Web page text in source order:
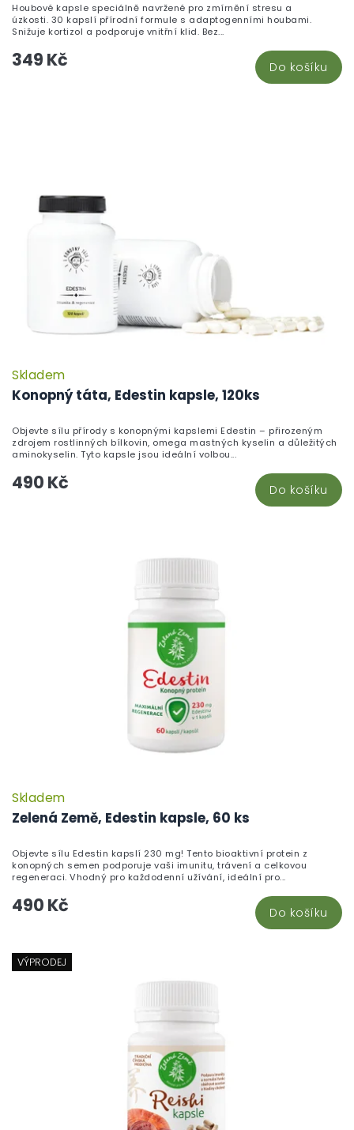
349 Kč Do košíku
Houbové kapsle speciálně navržené pro zmírnění stresu a
úzkosti. 30 kapslí přírodní formule s adaptogenními houbami.
Snižuje kortizol a podporuje vnitřní klid. Bez...
Konopný táta, Edestin kapsle, 120ks
Skladem
490 Kč Do košíku
Objevte sílu přírody s konopnými kapslemi Edestin – přirozeným
zdrojem rostlinných bílkovin, omega mastných kyselin a důležitých
aminokyselin. Tyto kapsle jsou ideální volbou...
Zelená Země, Edestin kapsle, 60 ks
Skladem
490 Kč Do košíku
Objevte sílu Edestin kapslí 230 mg! Tento bioaktivní protein z
konopných semen podporuje vaši imunitu, trávení a celkovou
regeneraci. Vhodný pro každodenní užívání, ideální pro...
VÝPRODEJ